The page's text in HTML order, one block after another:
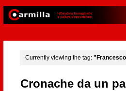
Currently viewing the tag:
Cronache da un